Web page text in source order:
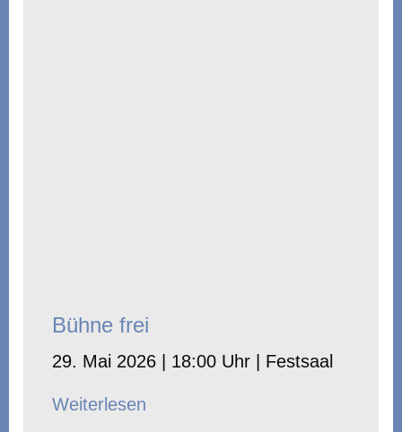
Bühne frei
29. Mai 2026 | 18:00 Uhr | Festsaal
Weiterlesen